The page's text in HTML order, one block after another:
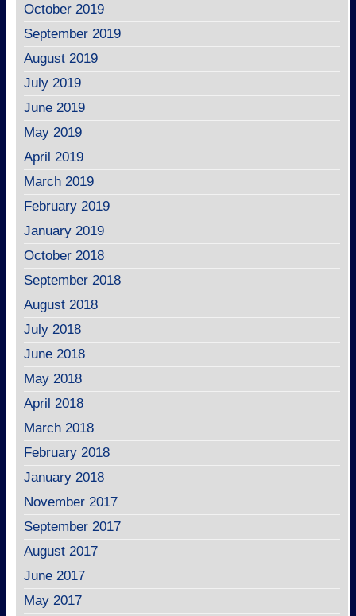
October 2019
September 2019
August 2019
July 2019
June 2019
May 2019
April 2019
March 2019
February 2019
January 2019
October 2018
September 2018
August 2018
July 2018
June 2018
May 2018
April 2018
March 2018
February 2018
January 2018
November 2017
September 2017
August 2017
June 2017
May 2017